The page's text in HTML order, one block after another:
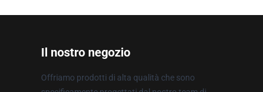
Il nostro negozio
Offriamo prodotti di alta qualità che sono